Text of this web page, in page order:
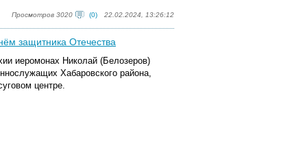
Просмотров 3020 (0) 22.02.2024, 13:26:12
защитника Отечества
иеромонах Николай (Белозеров)
Хабаровского района,
центре.